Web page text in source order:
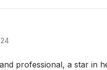
professional, a star in